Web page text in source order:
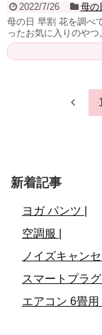
2022/7/26
母の
母の日 早割 花を調べ
ったお気に入りのや
新着記事
ヨガ パンツ |
空調服 |
ノイズキャン
スマートプラグ |
エアコン 6畳用 |